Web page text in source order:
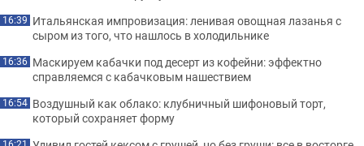
16:39 Итальянская импровизация: ленивая овощная лазанья с
сыром из того, что нашлось в холодильнике
16:36 Маскируем кабачки под десерт из кофейни: эффектно
справляемся с кабачковым нашествием
16:54 Воздушный как облако: клубничный шифоновый торт,
который сохраняет форму